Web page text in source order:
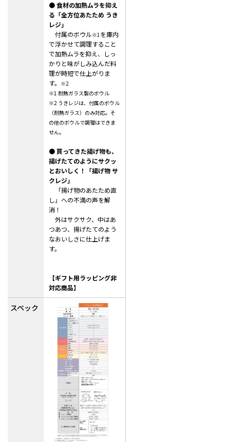
スペック
● 食材の加熱ムラを抑え
る「全方位あたため うき
レジ」
付属のボウル※1を庫内
で浮かせて調理すること
で加熱ムラを抑え、
しっ
かりと味がしみ込んだ料
理が時短で仕上がりま
す。 ※2
※1 耐熱ガラス製のボウル
※2 うきレジは、付属のボウル
（耐熱ガラス）のみ対応。そ
の他のボウルで調理はできま
せん。
● 買ってきた揚げ物も、
揚げたてのようにサクッ
とおいしく！「揚げ物 サ
クレジ」
「揚げ物のあたため直
し」への不満の声を解
消！
外はサクサク、中はあ
つあつ、揚げたてのよう
なおいしさに仕上げま
す。
【ギフト用ラッピング非
対応商品】